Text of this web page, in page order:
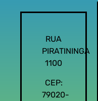
RUA
PIRATININGA
1100
CEP:
79020-